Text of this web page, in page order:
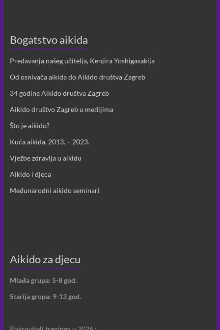
Bogatstvo aikida
Predavanja našeg učitelja, Kenjira Yoshigasakija
Od osnivača aikida do Aikido društva Zagreb
34 godine Aikido društva Zagreb
Aikido društvo Zagreb u medijima
Što je aikido?
Kuća aikida, 2013. – 2023.
Vježbe zdravlja u aikidu
Aikido i djeca
Međunarodni aikido seminari
Aikido za djecu
Mlađa grupa: 5-8 god.
Starija grupa: 9-13 god.